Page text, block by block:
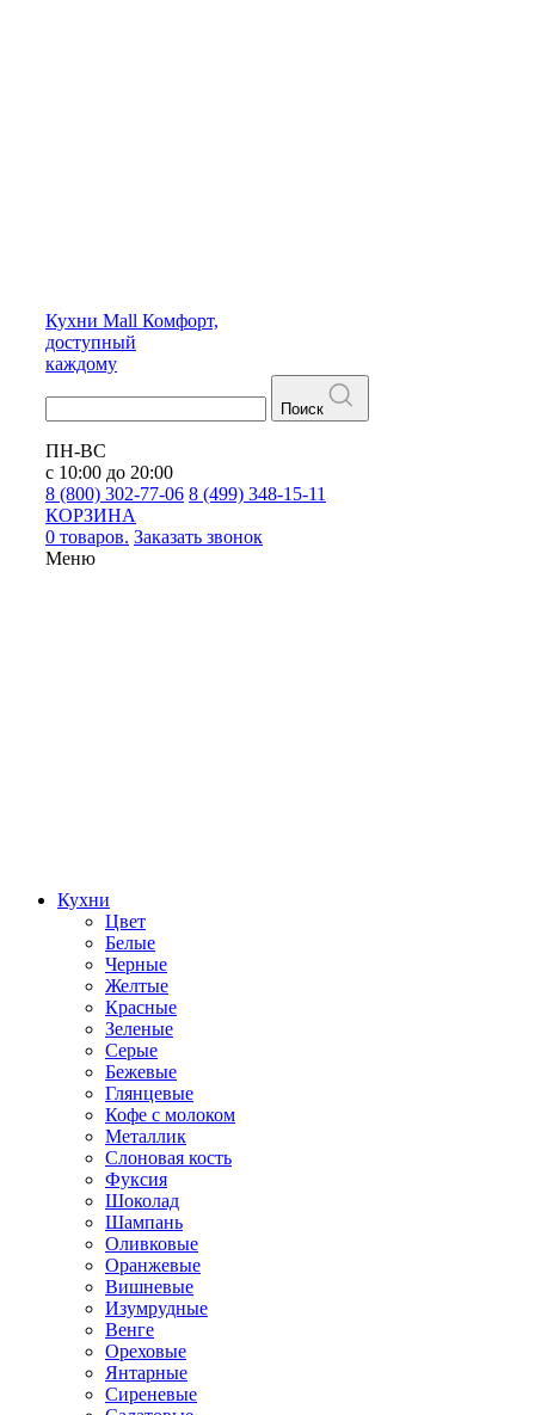
Кухни Mall Комфорт,
доступный
каждому
Поиск
ПН-ВС
с 10:00 до 20:00
8 (800) 302-77-06 8 (499) 348-15-11
КОРЗИНА
0 товаров. Заказать звонок
Меню
Кухни
Цвет
Белые
Черные
Желтые
Красные
Зеленые
Серые
Бежевые
Глянцевые
Кофе с молоком
Металлик
Слоновая кость
Фуксия
Шоколад
Шампань
Оливковые
Оранжевые
Вишневые
Изумрудные
Венге
Ореховые
Янтарные
Сиреневые